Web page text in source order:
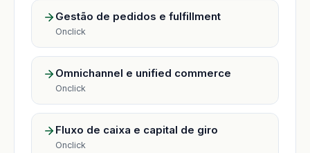
Gestão de pedidos e fulfillment
Onclick
Omnichannel e unified commerce
Onclick
Fluxo de caixa e capital de giro
Onclick